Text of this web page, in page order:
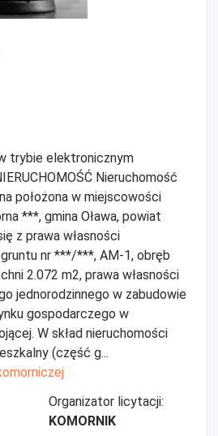
trybie elektronicznym
Nieruchomość
położona w miejscowości
***, gmina Oława, powiat
z prawa własności
gruntu nr ***/***, AM-1, obręb
2.072 m2, prawa własności
jednorodzinnego w zabudowie
gospodarczego w
W skład nieruchomości
(część g...
Organizator licytacji:
KOMORNIK